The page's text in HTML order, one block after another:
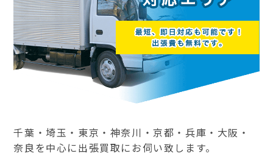
千葉・埼玉・東京・神奈川・京都・兵庫・大阪・
奈良を中心に出張買取にお伺い致します。